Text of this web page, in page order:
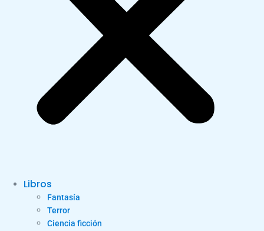
Libros
Fantasía
Terror
Ciencia ficción